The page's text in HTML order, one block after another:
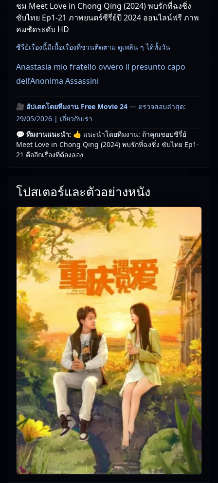
ชม Meet Love in Chong Qing (2024) พบรักที่ฉงชิ่ง
ซับไทย Ep1-21 ภาพยนตร์ซีรี่ย์ปี 2024 ออนไลน์ฟรี ภาพ
คมชัดระดับ HD
ซีรี่ย์เรื่องนี้มีเนื้อเรื่องที่ชวนติดตาม ดูเพลิน ๆ ได้ทั้งวัน
Anastasia mio fratello ovvero il presunto capo
dell’Anonima Assassini
🎥 อัปเดตโดยทีมงาน Free Movie 24 — ตรวจสอบล่าสุด:
29/05/2026 | เกี่ยวกับเรา
💬 ทีมงานแนะนำ: 👍 แนะนำโดยทีมงาน: ถ้าคุณชอบซีรี่ย์
Meet Love in Chong Qing (2024) พบรักที่ฉงชิ่ง ซับไทย Ep1-
21 คืออีกเรื่องที่ต้องลอง
โปสเตอร์และตัวอย่างหนัง